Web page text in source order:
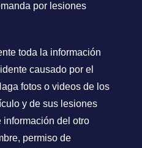
por lesiones
toda la información
causado por el
fotos o videos de los
y de sus lesiones
información del otro
permiso de